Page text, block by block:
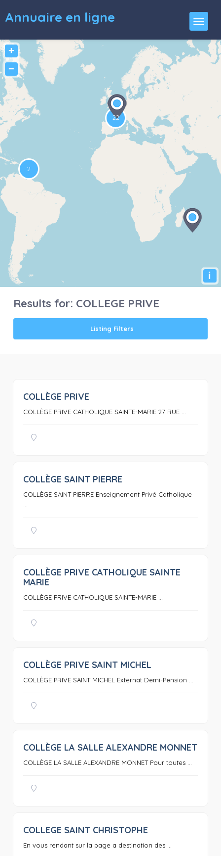
Annuaire en ligne
+
−
i
Results for: COLLEGE PRIVE
Listing Filters
COLLÈGE PRIVE
COLLÈGE PRIVE CATHOLIQUE SAINTE-MARIE 27 RUE ...
COLLÈGE SAINT PIERRE
COLLÈGE SAINT PIERRE Enseignement Privé Catholique
0
COLLÈGE PRIVE CATHOLIQUE SAINTE
MARIE
COLLÈGE PRIVE CATHOLIQUE SAINTE-MARIE ...
COLLÈGE PRIVE SAINT MICHEL
COLLÈGE PRIVE SAINT MICHEL Externat Demi-Pension ...
0
COLLÈGE LA SALLE ALEXANDRE MONNET
COLLÈGE LA SALLE ALEXANDRE MONNET Pour toutes ...
COLLEGE SAINT CHRISTOPHE
En vous rendant sur la page a destination des ...